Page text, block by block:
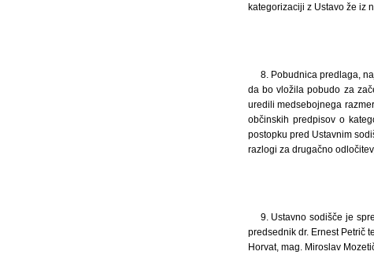
kategorizaciji z Ustavo že iz
8. Pobudnica predlaga,
da bo vložila pobudo za
uredili medsebojnega
občinskih predpisov o
postopku pred Ustavnim
razlogi za drugačno
9. Ustavno sodišče je
predsednik dr. Ernest Petrič
Horvat, mag. Miroslav